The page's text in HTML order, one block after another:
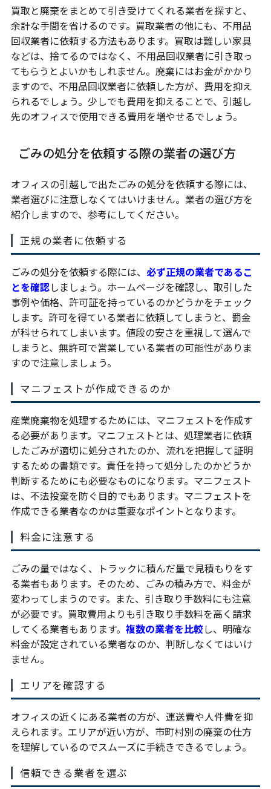
買取と廃棄をまとめて引き受けてくれる業者を探すと、
余計な手間を省けるのです。買取業者の他にも、不用品
回収業者に依頼する方法もあります。買取は難しい家具
などは、捨てるのではなく、不用品回収業者に引き取っ
てもらうとよいかもしれません。廃棄にはお金がかかり
ますので、不用品回収業者に依頼した方が、費用を抑え
られるでしょう。少しでも費用を抑えることで、引越し
先のオフィスで使用できる費用を増やせるでしょう。
ごみの処分を依頼する際の業者の選び方
オフィスの引越しで出たごみの処分を依頼する際には、
業者選びに注意しなくてはいけません。業者の選び方を
紹介しますので、参考にしてください。
正規の業者に依頼する
ごみの処分を依頼する際には、 必ず正規の業者であるこ
とを確認しましょう。ホームページを確認し、取引した
事例や価格、許可証を持っているのかどうかをチェック
します。許可を得ている業者に依頼してしまうと、罰金
が科せられてしまいます。値段の安さを重視して選んで
しまうと、無許可で営業している業者の可能性がありま
すので注意しましょう。
マニフェストが作成できるのか
産業廃棄物を処理するためには、マニフェストを作成す
る必要があります。マニフェストとは、処理業者に依頼
したごみが適切に処分されたのか、流れを把握して証明
するための書類です。責任を持って処分したのかどうか
判断するためにも必要なものになります。マニフェスト
は、不法投棄を防ぐ目的でもあります。マニフェストを
作成できる業者なのかは重要なポイントとなります。
料金に注意する
ごみの量ではなく、トラックに積んだ量で見積もりをす
る業者もあります。そのため、ごみの積み方で、料金が
変わってしまうのです。また、引き取り手数料にも注意
が必要です。買取費用よりも引き取り手数料を高く請求
してくる業者もあります。 複数の業者を比較し、明確な
料金が設定されている業者なのか、判断しなくてはいけ
ません。
エリアを確認する
オフィスの近くにある業者の方が、運送費や人件費を抑
えられます。エリアが近い方が、市町村別の廃棄の仕方
を理解しているのでスムーズに手続きできるでしょう。
信頼できる業者を選ぶ